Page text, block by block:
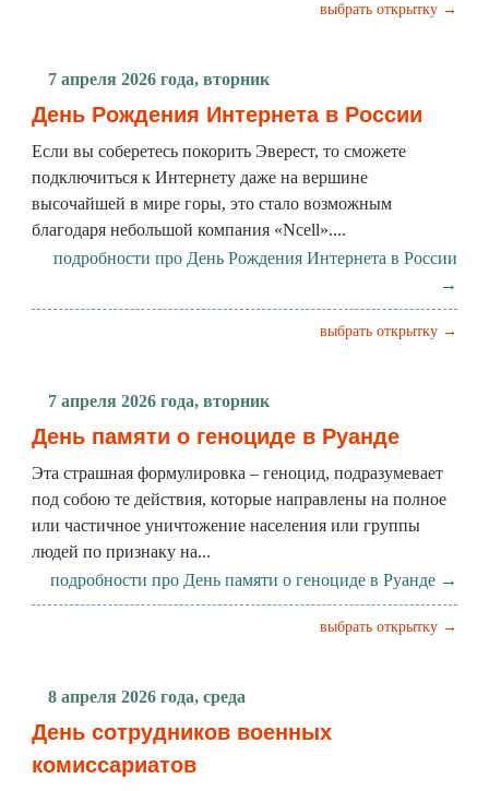
выбрать открытку →
7 апреля 2026 года, вторник
День Рождения Интернета в России
Если вы соберетесь покорить Эверест, то сможете
подключиться к Интернету даже на вершине
высочайшей в мире горы, это стало возможным
благодаря небольшой компания «Ncell»....
подробности про День Рождения Интернета в России
→
выбрать открытку →
7 апреля 2026 года, вторник
День памяти о геноциде в Руанде
Эта страшная формулировка – геноцид, подразумевает
под собою те действия, которые направлены на полное
или частичное уничтожение населения или группы
людей по признаку на...
подробности про День памяти о геноциде в Руанде →
выбрать открытку →
8 апреля 2026 года, среда
День сотрудников военных
комиссариатов